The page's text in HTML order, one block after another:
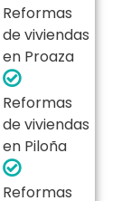
Reformas
de viviendas
en Proaza
Reformas
de viviendas
en Piloña
Reformas